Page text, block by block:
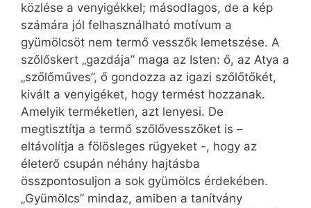
közlése a venyigékkel; másodlagos, de a kép
számára jól felhasználható motívum a
gyümölcsöt nem termő vesszők lemetszése. A
szőlőskert „gazdája” maga az Isten: ő, az Atya a
„szőlőműves”, ő gondozza az igazi szőlőtőkét,
kivált a venyigéket, hogy termést hozzanak.
Amelyik terméketlen, azt lenyesi. De
megtisztítja a termő szőlővesszőket is –
eltávolítja a fölösleges rügyeket -, hogy az
életerő csupán néhány hajtásba
összpontosuljon a sok gyümölcs érdekében.
„Gyümölcs” mindaz, amiben a tanítvány